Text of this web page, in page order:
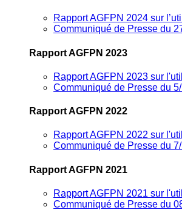
Rapport AGFPN 2024 sur
Communiqué de Presse du
Rapport AGFPN 2023
Rapport AGFPN 2023 sur
Communiqué de Presse du
Rapport AGFPN 2022
Rapport AGFPN 2022 sur
Communiqué de Presse du
Rapport AGFPN 2021
Rapport AGFPN 2021 sur
Communiqué de Presse du